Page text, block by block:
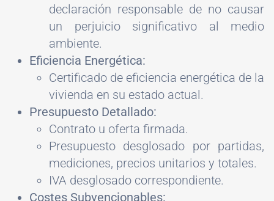
declaración responsable de no causar
un perjuicio significativo al medio
ambiente.
Eficiencia Energética:
Certificado de eficiencia energética de la
vivienda en su estado actual.
Presupuesto Detallado:
Contrato u oferta firmada.
Presupuesto desglosado por partidas,
mediciones, precios unitarios y totales.
IVA desglosado correspondiente.
Costes Subvencionables: